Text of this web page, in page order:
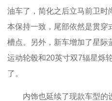
油车了，简化之后立马前卫时
本保持一致，尾部依然是贯穿
槽点。另外，新车增加了星际
运动轮毂和20英寸双7辐星烁
了。
内饰也延续了现款车型的